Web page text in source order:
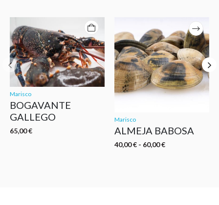
Marisco
BOGAVANTE
GALLEGO
65,00€
producto
tiene
múltiples
variantes.
Las
opciones
se
en
la
de
Marisco
ALMEJA BABOSA
40,00€ - 60,00€Rango